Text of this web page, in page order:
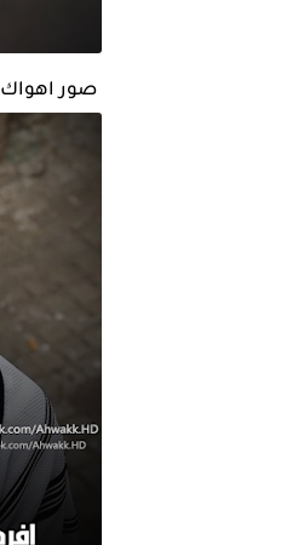
صور اهواك 2017 اجمل صور بوستات متنوعة للفيس بوك